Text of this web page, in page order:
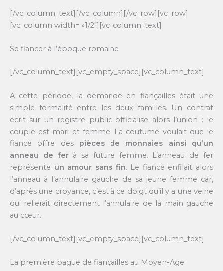
[/vc_column_text][/vc_column][/vc_row][vc_row]
[vc_column width= »1/2″][vc_column_text]
Se fiancer à l’époque romaine
[/vc_column_text][vc_empty_space][vc_column_text]
A cette période, la demande en fiançailles était une
simple formalité entre les deux familles. Un contrat
écrit sur un registre public officialise alors l’union : le
couple est mari et femme. La coutume voulait que le
fiancé offre des pièces de monnaies ainsi qu’un
anneau de ferà sa future femme. L’anneau de fer
représente un amour sans fin. Le fiancé enfilait alors
l’anneau à l’annulaire gauche de sa jeune femme car,
d’après une croyance, c’est à ce doigt qu’il y a une veine
qui relierait directement l’annulaire de la main gauche
au cœur.
[/vc_column_text][vc_empty_space][vc_column_text]
La première bague de fiançailles au Moyen-Age